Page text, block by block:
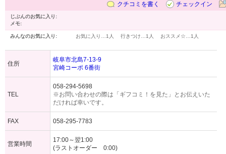
クチコミを書く
チェックイン
じぶんのお気に入り:
メモ:
みんなのお気に入り: お気に入り… 1人 行きつけ… 1人 おススメ☆… 1人
住所
岐阜市北島7-13-9
宮崎コーポ 6番街
TEL
058-294-5698
※お問い合わせの際は「ギフコミ！を見た」とお伝えいた
だければ幸いです。
FAX 058-295-7783
営業時間
17:00～翌1:00
(ラストオーダー 0:00)